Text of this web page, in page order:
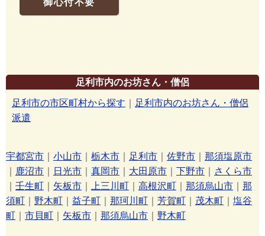
足利市内のお坊さん・僧侶
足利市の市区町村から探す
足利市内のお坊さん・僧侶
派遣
宇都宮市 小山市 栃木市 足利市 佐野市
那須塩原市
鹿沼市 日光市 真岡市 大田原市 下野市
さくら市
壬生町 矢板市 上三川町 高根沢町 那須烏山市
那
須町
野木町 益子町 那珂川町 芳賀町 茂木町
塩谷
町
市貝町 矢板市 那須烏山市 野木町